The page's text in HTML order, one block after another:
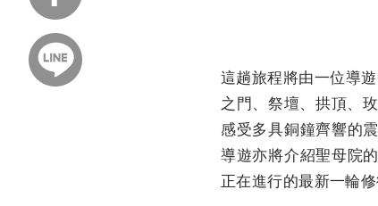
這趟旅程將由一位導
之門、祭壇、拱頂、
感受多具銅鐘齊響的
導遊亦將介紹聖母院
正在進行的最新一輪修